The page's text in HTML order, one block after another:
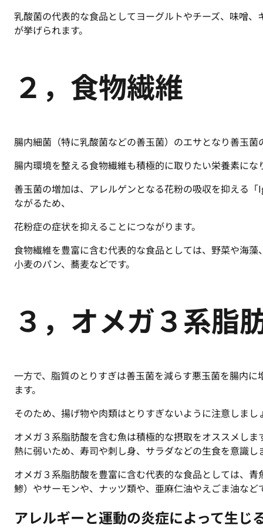
乳酸菌の代表的な食品としてヨーグルトやチーズ、味噌、
が挙げられます。
２，食物繊維
腸内細菌（特に乳酸菌などの善玉菌）のエサとなり善玉
腸内環境を整える食物繊維も積極的に取りたい栄養素にな
善玉菌の増加は、アレルゲンとなる花粉の吸収を抑える「
ながるため、
花粉症の症状を抑えることにつながります。
食物繊維を豊富に含む代表的な食品としては、野菜や海藻
小麦のパン、蕎麦などです。
３，オメガ３系脂
一方で、脂質のとりすぎは善玉菌を減らす悪玉菌を腸内に
ます。
そのため、揚げ物や肉類はとりすぎないように注意しまし
オメガ３系脂肪酸を含む魚は積極的な摂取をオススメし
熱に弱いため、寿司や刺し身、サラダなどの生食を意識し
オメガ３系脂肪酸を豊富に含む代表的な食品としては、
鯵）やサーモンや、ナッツ類や、亜麻仁油やえごま油など
アレルギーと運動の炎症によって生じ